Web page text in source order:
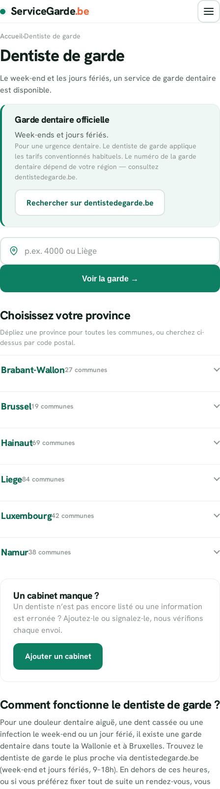
ServiceGarde.be
Accueil›Dentiste de garde
Dentiste de garde
Le week-end et les jours fériés, un service de garde dentaire
est disponible.
Garde dentaire officielle
Week-ends et jours fériés.
Pour une urgence dentaire. Le dentiste de garde applique
les tarifs conventionnés habituels. Le numéro de la garde
dentaire dépend de votre région — consultez
dentistedegarde.be.
Rechercher sur dentistedegarde.be
Voir la garde →
Choisissez votre province
Dépliez une province pour toutes les communes, ou cherchez ci-
dessus par code postal.
Brabant-Wallon27 communes
Brussel19 communes
Hainaut69 communes
Liege84 communes
Luxembourg42 communes
Namur38 communes
Un cabinet manque ?
Un dentiste n’est pas encore listé ou une information
est erronée ? Ajoutez-le ou signalez-le, nous vérifions
chaque envoi.
Ajouter un cabinet
Comment fonctionne le dentiste de garde ?
Pour une douleur dentaire aiguë, une dent cassée ou une
infection le week-end ou un jour férié, il existe une garde
dentaire dans toute la Wallonie et à Bruxelles. Trouvez le
dentiste de garde le plus proche via dentistedegarde.be
(week-end et jours fériés, 9–18h). En dehors de ces heures,
ou si vous préférez fixer tout de suite un rendez-vous, vous